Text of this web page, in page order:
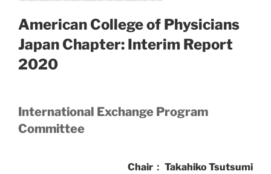
American College of Physicians
Japan Chapter: Interim Report
2020
International Exchange Program
Committee
Chair ： Takahiko Tsutsumi